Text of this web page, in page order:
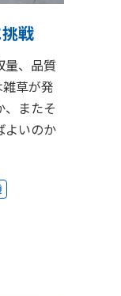
戦
量、品質
草が発
、またそ
よいのか